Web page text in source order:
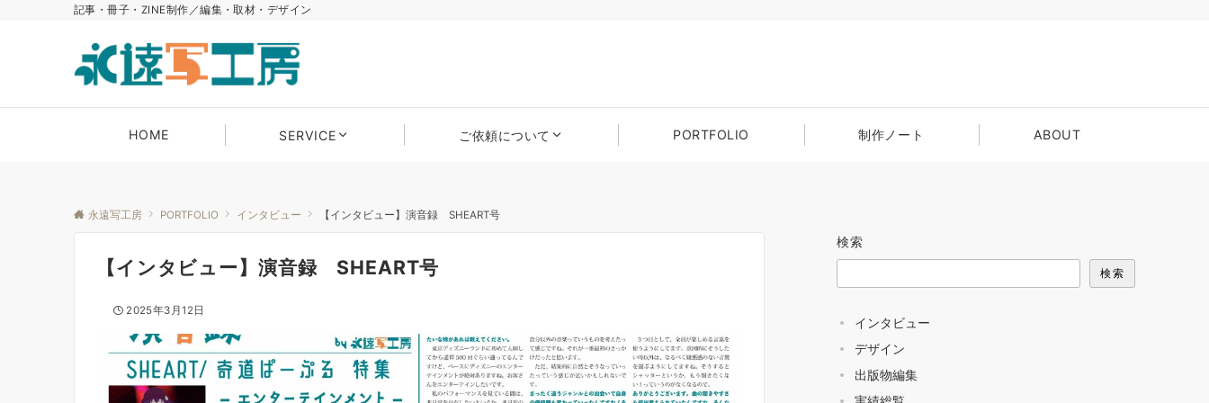
記事・冊子・ZINE制作／編集・取材・デザイン
HOME SERVICE ご依頼について PORTFOLIO 制作ノート ABOUT
永遠写工房 PORTFOLIO インタビュー 【インタビュー】演音録 SHEART号
【インタビュー】演音録 SHEART号
2025年3月12日
検索
検索
インタビュー
デザイン
出版物編集